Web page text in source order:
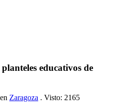
educativos de
Zaragoza . Visto: 2165